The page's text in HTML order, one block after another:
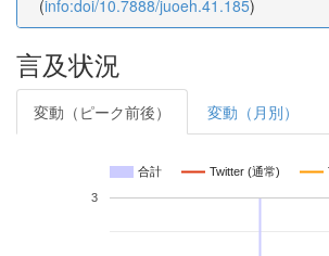
(info:doi/10.7888/juoeh.41.185)
言及状況
変動（ピーク前後） 変動（月別）
合計 Twitter (通常)
3